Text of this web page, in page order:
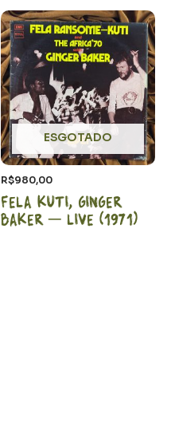
ESGOTADO
R$980,00
Fela Kuti, Ginger
Baker – LIVE (1971)